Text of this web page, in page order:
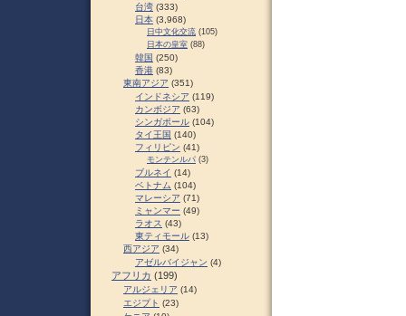
台湾 (333)
日本 (3,968)
日中文化交流 (105)
日本の皇室 (88)
韓国 (250)
香港 (83)
東南アジア (351)
インドネシア (119)
カンボジア (63)
シンガポール (104)
タイ王国 (140)
フィリピン (41)
モンテンルパ (3)
ブルネイ (14)
ベトナム (104)
マレーシア (71)
ミャンマー (49)
ラオス (43)
東ティモール (13)
西アジア (34)
アゼルバイジャン (4)
アフリカ (199)
アルジェリア (14)
エジプト (23)